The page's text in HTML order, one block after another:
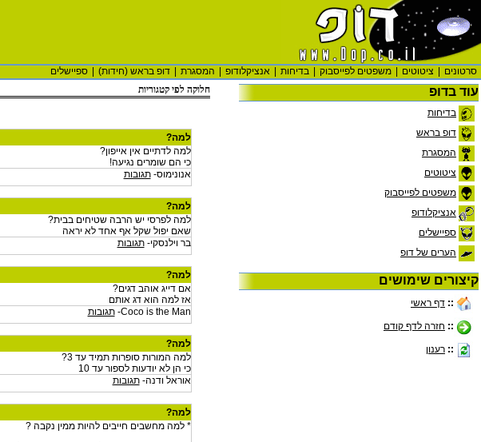
סרטונים ציטוטים משפטים לפייסבוק בדיחות אנציקלודופ המסגרת דופ בראש (חידות) ספיישלים
עוד בדופ
בדיחות
דופ בראש
המסגרת
ציטוטים
משפטים לפייסבוק
אנציקלודופ
ספיישלים
הערים של דופ
קיצורים שימושים
:: דף ראשי
:: חזרה לדף קודם
:: רענון
חלוקה לפי קטגוריות
למה?
למה לדתיים אין אייפון?
כי הם שומרים נגיעה!
אנונימוס-תגובות
למה?
למה לפרסי יש הרבה שטיחים בבית?
שאם יפול שקל אף אחד לא יראה
בר וילנסקי-תגובות
למה?
אם דייג אוהב דגים?
אז למה הוא דג אותם
Coco is the Man- תגובות
למה?
למה המורות סופרות תמיד עד 3?
כי הן לא יודעות לספור עד 10
אוראל ודנה-תגובות
למה?
* למה מחשבים חייבים להיות ממין נקבה ?